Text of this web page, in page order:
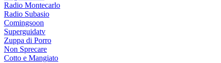
Radio Montecarlo
Radio Subasio
Comingsoon
Superguidatv
Zuppa di Porro
Non Sprecare
Cotto e Mangiato